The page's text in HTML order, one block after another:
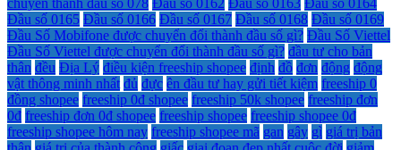
Đầu số 0165 Đầu số 0166 Đầu số 0167 Đầu số 0168 Đầu số 0169
Đầu Số Mobifone được chuyển đổi thành đầu số gì? Đầu Số Viettel
Đầu Số Viettel được chuyển đổi thành đầu số gì? đầu tư cho bản
thân đều Địa Lý điều kiện freeship shopee định đồ đơn động động
vật thông minh nhất đủ đực ên đầu tư hay gửi tiết kiệm freeship 0
đồng shopee freeship 0đ shopee freeship 50k shopee freeship đơn
0đ freeship đơn 0đ shopee freeship shopee freeship shopee 0đ
freeship shopee hôm nay freeship shopee mã gan gây gì giá trị bản